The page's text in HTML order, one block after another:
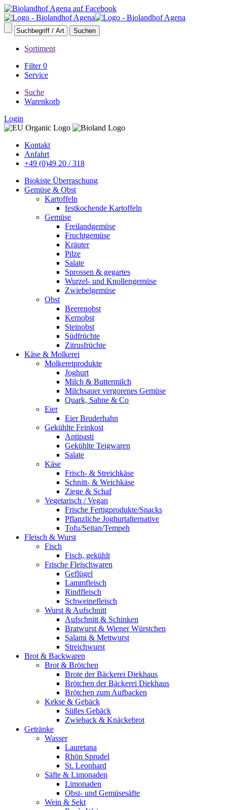
Sortiment
Filter 0
Service
Suche
Warenkorb
Login
Kontakt
Anfahrt
+49 (0)49 20 / 318
Biokiste Überraschung
Gemüse & Obst
Kartoffeln
festkochende Kartoffeln
Gemüse
Freilandgemüse
Fruchtgemüse
Kräuter
Pilze
Salate
Sprossen & gegartes
Wurzel- und Knollengemüse
Zwiebelgemüse
Obst
Beerenobst
Kernobst
Steinobst
Südfrüchte
Zitrusfrüchte
Käse & Molkerei
Molkereiprodukte
Joghurt
Milch & Buttermilch
Milchsauer vergorenes Gemüse
Quark, Sahne & Co
Eier
Eier Bruderhahn
Gekühlte Feinkost
Antipasti
Gekühlte Teigwaren
Salate
Käse
Frisch- & Streichkäse
Schnitt- & Weichkäse
Ziege & Schaf
Vegetarisch / Vegan
Frische Fertigprodukte/Snacks
Pflanzliche Joghurtalternative
Tofu/Seitan/Tempeh
Fleisch & Wurst
Fisch
Fisch, gekühlt
Frische Fleischwaren
Geflügel
Lammfleisch
Rindfleisch
Schweinefleisch
Wurst & Aufschnitt
Aufschnitt & Schinken
Bratwurst & Wiener Würstchen
Salami & Mettwurst
Streichwurst
Brot & Backwaren
Brot & Brötchen
Brote der Bäckerei Diekhaus
Brötchen der Bäckerei Diekhaus
Brötchen zum Aufbacken
Kekse & Gebäck
Süßes Gebäck
Zwieback & Knäckebrot
Getränke
Wasser
Lauretana
Rhön Sprudel
St. Leonhard
Säfte & Limonaden
Limonaden
Obst- und Gemüsesäfte
Wein & Sekt